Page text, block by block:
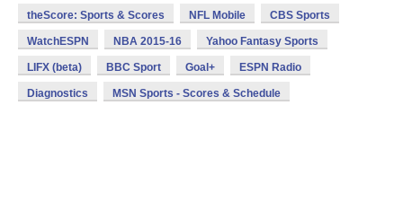
theScore: Sports & Scores NFL Mobile CBS Sports
WatchESPN NBA 2015-16 Yahoo Fantasy Sports
LIFX (beta) BBC Sport Goal+ ESPN Radio
Diagnostics MSN Sports - Scores & Schedule